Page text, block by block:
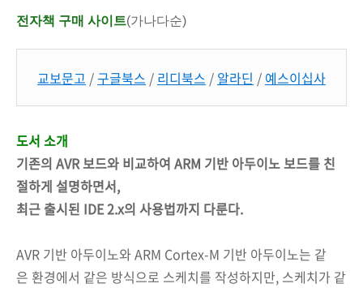
전자책 구매 사이트(가나다순)
교보문고 /구글북스 / 리디북스 / 알라딘 / 예스이십사
도서 소개
기존의 AVR 보드와 비교하여 ARM 기반 아두이노 보드를 친
절하게 설명하면서,
최근 출시된 IDE 2.x의 사용법까지 다룬다.
AVR 기반 아두이노와 ARM Cortex-M 기반 아두이노는 같
은 환경에서 같은 방식으로 스케치를 작성하지만, 스케치가 같